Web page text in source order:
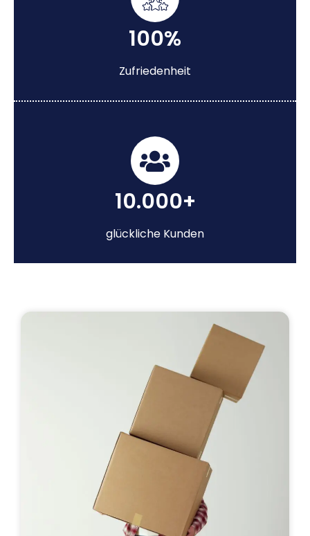
100%
Zufriedenheit
10.000+
glückliche Kunden